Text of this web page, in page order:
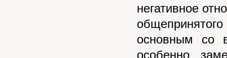
негативное
основным со
особенно